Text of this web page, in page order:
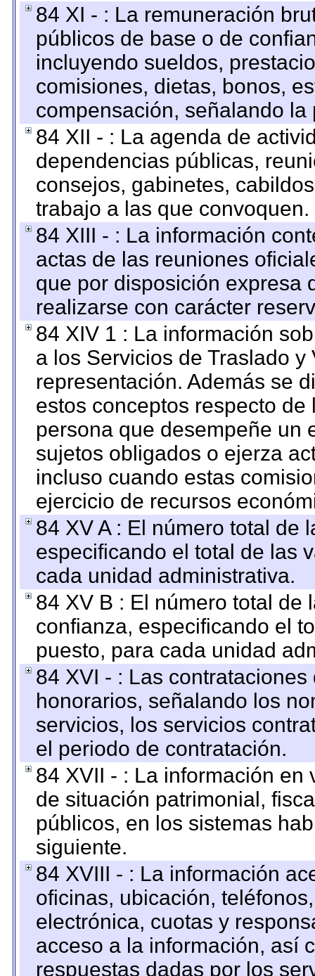
84 XI - : La remuneración
públicos de base o de
incluyendo sueldos,
comisiones, dietas, bonos,
compensación, señalando
84 XII - : La agenda de
dependencias públicas,
consejos, gabinetes,
trabajo a las que convoquen.
84 XIII - : La información
actas de las reuniones
que por disposición expresa
realizarse con carácter
84 XIV 1 : La información
a los Servicios de Traslado
representación. Además se
estos conceptos respecto
persona que desempeñe un
sujetos obligados o ejerza
incluso cuando estas
ejercicio de recursos
84 XV A : El número total de
especificando el total de las
cada unidad administrativa.
84 XV B : El número total de
confianza, especificando el
puesto, para cada unidad
84 XVI - : Las
honorarios, señalando los
servicios, los servicios
el periodo de contratación.
84 XVII - : La información
de situación patrimonial,
públicos, en los sistemas
siguiente.
84 XVIII - : La información
oficinas, ubicación,
electrónica, cuotas y
acceso a la información, así
respuestas dadas por los